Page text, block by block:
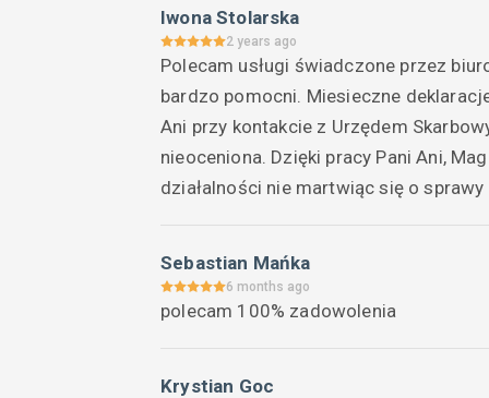
Iwona Stolarska
2 years ago
Polecam usługi świadczone przez
bardzo pomocni. Miesieczne
Ani przy kontakcie z Urzędem
nieoceniona. Dzięki pracy Pani Ani,
działalności nie martwiąc się o
Sebastian Mańka
6 months ago
polecam 100% zadowolenia
Krystian Goc